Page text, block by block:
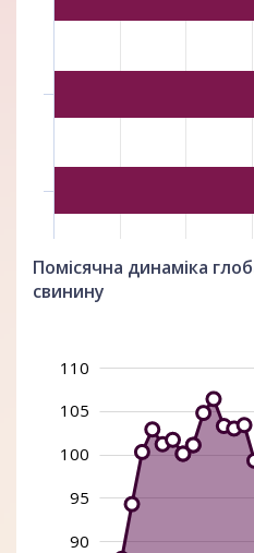
Помісячна динаміка
свинину
90
95
100
105
110